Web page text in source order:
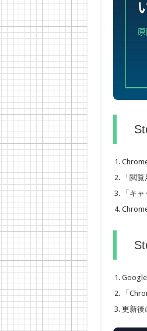
「閲
「キ
Google
「
更新後